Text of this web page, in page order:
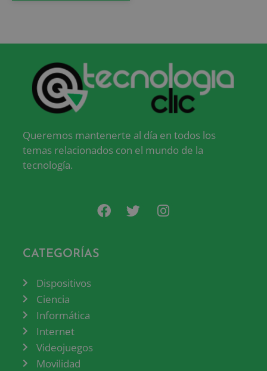
Queremos mantenerte al día en todos los
temas relacionados con el mundo de la
tecnología.
CATEGORÍAS
Dispositivos
Ciencia
Informática
Internet
Videojuegos
Movilidad